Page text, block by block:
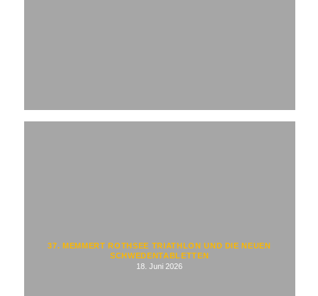
37. MEMMERT ROTHSEE TRIATHLON UND DIE NEUEN
SCHWEDENTABLETTEN
18. Juni 2026